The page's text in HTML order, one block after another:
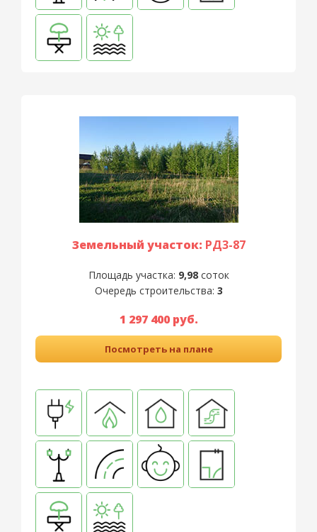
Земельный участок: РД3-87
Площадь участка: 9,98соток
Очередь строительства: 3
1 297 400 руб.
Посмотреть на плане